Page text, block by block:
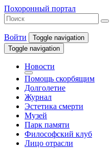
Похоронный портал
Войти
Toggle navigation
Toggle navigation
Новости
Помощь скорбящим
Долголетие
Журнал
Эстетика смерти
Музей
Парк памяти
Философский клуб
Лицо отрасли